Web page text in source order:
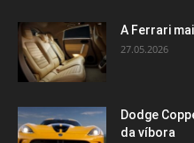
A Ferrari
27.05.2026
Dodge
da víbora